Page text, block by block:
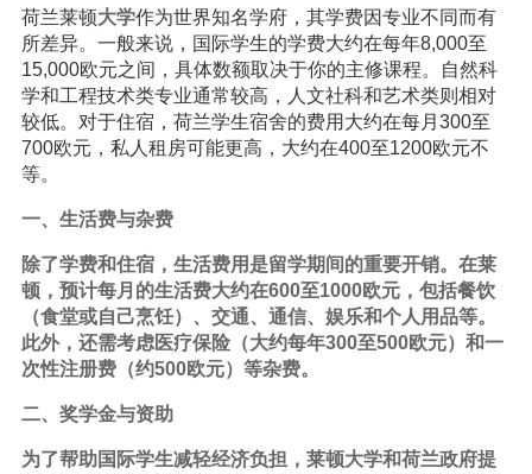
荷兰莱顿大学作为世界知名学府，其学费因专业不同而有
所差异。一般来说，国际学生的学费大约在每年8,000至
15,000欧元之间，具体数额取决于你的主修课程。自然科
学和工程技术类专业通常较高，人文社科和艺术类则相对
较低。对于住宿，荷兰学生宿舍的费用大约在每月300至
700欧元，私人租房可能更高，大约在400至1200欧元不
等。
一、生活费与杂费
除了学费和住宿，生活费用是留学期间的重要开销。在莱
顿，预计每月的生活费大约在600至1000欧元，包括餐饮
（食堂或自己烹饪）、交通、通信、娱乐和个人用品等。
此外，还需考虑医疗保险（大约每年300至500欧元）和一
次性注册费（约500欧元）等杂费。
二、奖学金与资助
为了帮助国际学生减轻经济负担，莱顿大学和荷兰政府提